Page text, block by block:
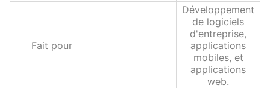
Fait pour
Développement
de logiciels
d'entreprise,
applications
mobiles, et
applications
web.